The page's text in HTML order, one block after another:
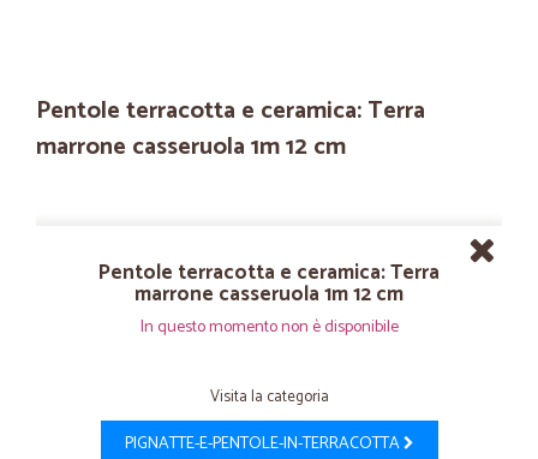
Pentole terracotta e ceramica: Terra
marrone casseruola 1m 12 cm
Pentole terracotta e ceramica: Terra
marrone casseruola 1m 12 cm
In questo momento non è disponibile
Visita la categoria
PIGNATTE-E-PENTOLE-IN-TERRACOTTA